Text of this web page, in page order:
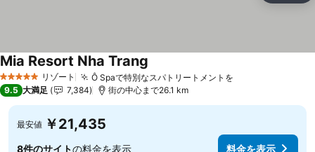
5 ホテルのランク
リゾート Ô Spaで特別なスパトリートメントを
Mia Resort Nha Trang
9.5 大満足 7,384 街の中心まで26.1 km
最安値 ￥21,435
8件のサイトの料金を表示 料金を表示